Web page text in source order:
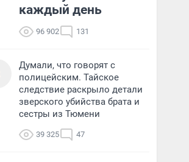
каждый день
96 902 131
Думали, что говорят с
полицейским. Тайское
следствие раскрыло детали
зверского убийства брата и
сестры из Тюмени
39 325 47